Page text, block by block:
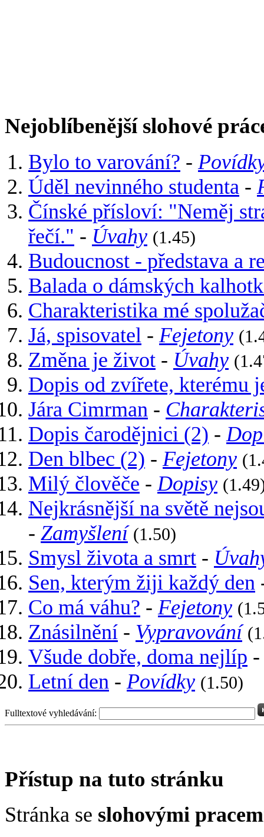
Nejoblíbenější slohové
Bylo to varování? -
Úděl nevinného studenta -
Čínské přísloví: "Neměj
řečí." - Úvahy (1.45)
Budoucnost - představa a
Balada o dámských
Charakteristika mé
Já, spisovatel - Fejetony
Změna je život - Úvahy
Dopis od zvířete, kterému
Jára Cimrman -
Dopis čarodějnici (2) -
Den blbec (2) - Fejetony
Milý člověče - Dopisy
Nejkrásnější na světě
- Zamyšlení (1.50)
Smysl života a smrt -
Sen, kterým žiji každý den
Co má váhu? - Fejetony
Znásilnění - Vypravování
Všude dobře, doma nejlíp
Letní den - Povídky (1.50)
Fulltextové vyhledávání:
Přístup na tuto stránku
Stránka se slohovými